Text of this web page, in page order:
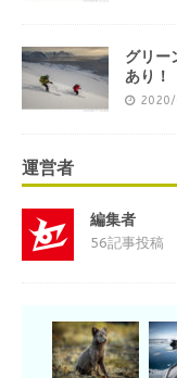
グリー
あり！
運営者
編集者
56記事投稿